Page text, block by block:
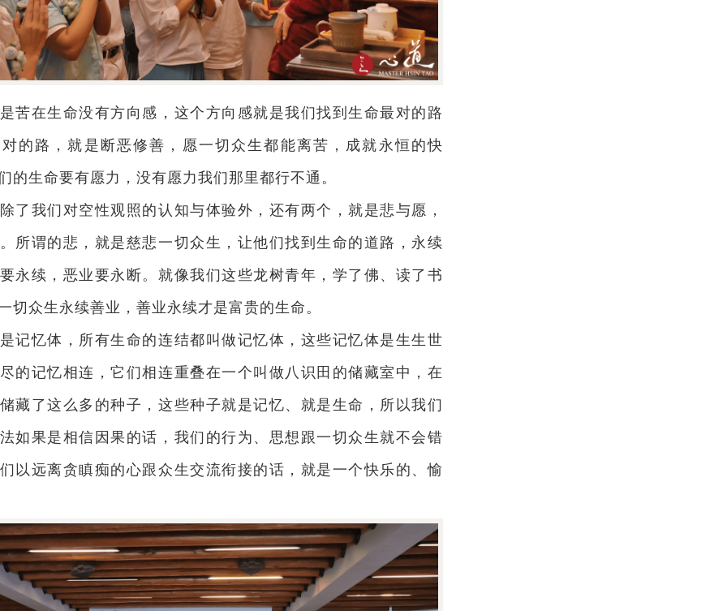
苦在生命没有方向感，这个方向感就是我们找到生命最对的路
的路，就是断恶修善，愿一切众生都能离苦，成就永恒的快
的生命要有愿力，没有愿力我们那里都行不通。
了我们对空性观照的认知与体验外，还有两个，就是悲与愿，
所谓的悲，就是慈悲一切众生，让他们找到生命的道路，永续
永续，恶业要永断。就像我们这些龙树青年，学了佛、读了书
切众生永续善业，善业永续才是富贵的生命。
记忆体，所有生命的连结都叫做记忆体，这些记忆体是生生世
的记忆相连，它们相连重叠在一个叫做八识田的储藏室中，在
藏了这么多的种子，这些种子就是记忆、就是生命，所以我们
如果是相信因果的话，我们的行为、思想跟一切众生就不会错
以远离贪瞋痴的心跟众生交流衔接的话，就是一个快乐的、愉